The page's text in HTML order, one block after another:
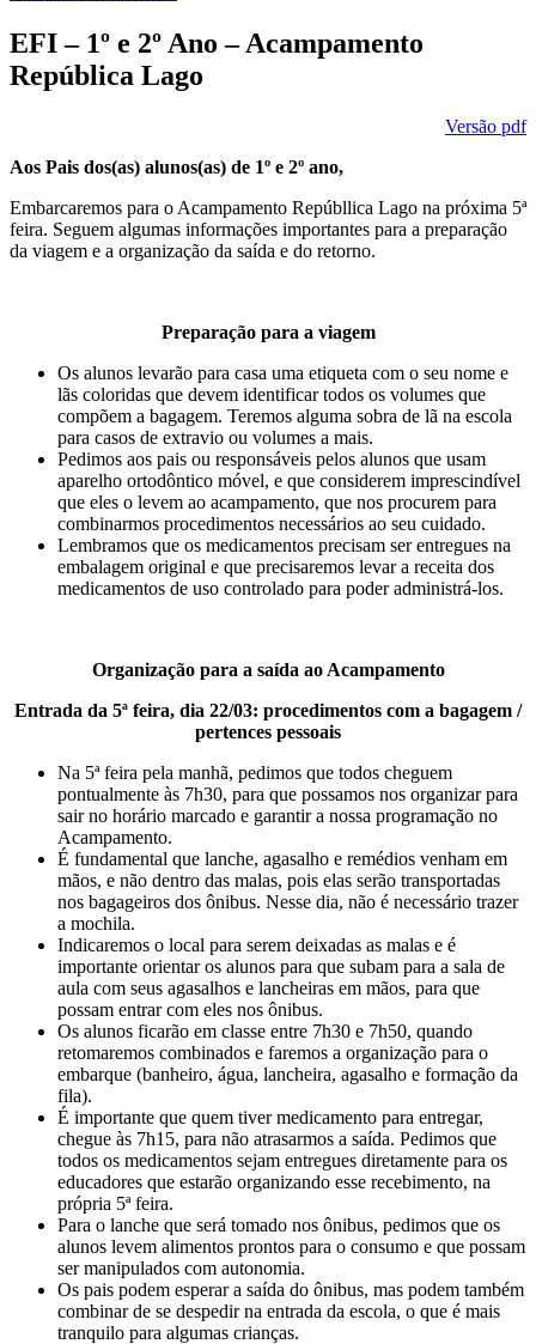
EFI – 1º e 2º Ano – Acampamento
República Lago
Versão pdf
Aos Pais dos(as) alunos(as) de 1º e 2º ano,
Embarcaremos para o Acampamento Repúbllica Lago na próxima 5ª
feira. Seguem algumas informações importantes para a preparação
da viagem e a organização da saída e do retorno.
Preparação para a viagem
Os alunos levarão para casa uma etiqueta com o seu nome e
lãs coloridas que devem identificar todos os volumes que
compõem a bagagem. Teremos alguma sobra de lã na escola
para casos de extravio ou volumes a mais.
Pedimos aos pais ou responsáveis pelos alunos que usam
aparelho ortodôntico móvel, e que considerem imprescindível
que eles o levem ao acampamento, que nos procurem para
combinarmos procedimentos necessários ao seu cuidado.
Lembramos que os medicamentos precisam ser entregues na
embalagem original e que precisaremos levar a receita dos
medicamentos de uso controlado para poder administrá-los.
Organização para a saída ao Acampamento
Entrada da 5ª feira, dia 22/03: procedimentos com a bagagem /
pertences pessoais
Na 5ª feira pela manhã, pedimos que todos cheguem
pontualmente às 7h30, para que possamos nos organizar para
sair no horário marcado e garantir a nossa programação no
Acampamento.
É fundamental que lanche, agasalho e remédios venham em
mãos, e não dentro das malas, pois elas serão transportadas
nos bagageiros dos ônibus. Nesse dia, não é necessário trazer
a mochila.
Indicaremos o local para serem deixadas as malas e é
importante orientar os alunos para que subam para a sala de
aula com seus agasalhos e lancheiras em mãos, para que
possam entrar com eles nos ônibus.
Os alunos ficarão em classe entre 7h30 e 7h50, quando
retomaremos combinados e faremos a organização para o
embarque (banheiro, água, lancheira, agasalho e formação da
fila).
É importante que quem tiver medicamento para entregar,
chegue às 7h15, para não atrasarmos a saída. Pedimos que
todos os medicamentos sejam entregues diretamente para os
educadores que estarão organizando esse recebimento, na
própria 5ª feira.
Para o lanche que será tomado nos ônibus, pedimos que os
alunos levem alimentos prontos para o consumo e que possam
ser manipulados com autonomia.
Os pais podem esperar a saída do ônibus, mas podem também
combinar de se despedir na entrada da escola, o que é mais
tranquilo para algumas crianças.